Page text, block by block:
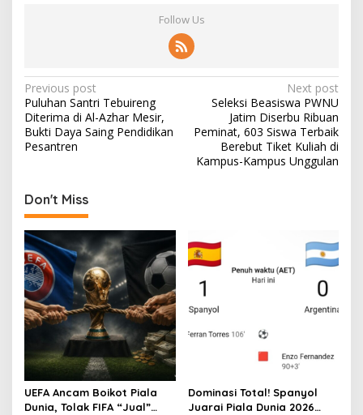
Follow Us
P
o
s
t
a
v
i
g
a
t
o
n
Previous post
Puluhan Santri Tebuireng
Diterima di Al-Azhar Mesir,
Bukti Daya Saing Pendidikan
Pesantren
Next post
Seleksi Beasiswa PWNU
Jatim Diserbu Ribuan
Peminat, 603 Siswa Terbaik
Berebut Tiket Kuliah di
Kampus-Kampus Unggulan
Don't Miss
UEFA Ancam Boikot Piala
Dunia, Tolak FIFA “Jual”
Dominasi Total! Spanyol
Juarai Piala Dunia 2026